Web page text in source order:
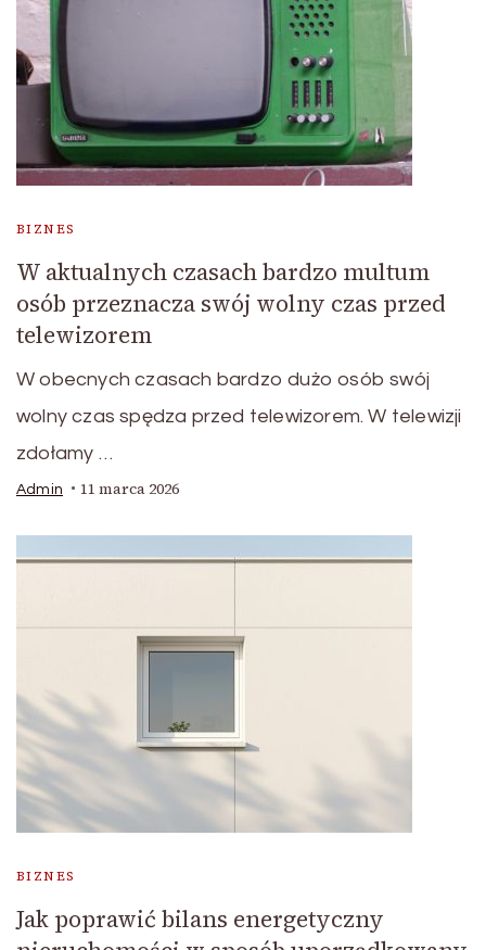
BIZNES
W aktualnych czasach bardzo multum
osób przeznacza swój wolny czas przed
telewizorem
W obecnych czasach bardzo dużo osób swój
wolny czas spędza przed telewizorem. W telewizji
zdołamy …
Admin 11 marca 2026
BIZNES
Jak poprawić bilans energetyczny